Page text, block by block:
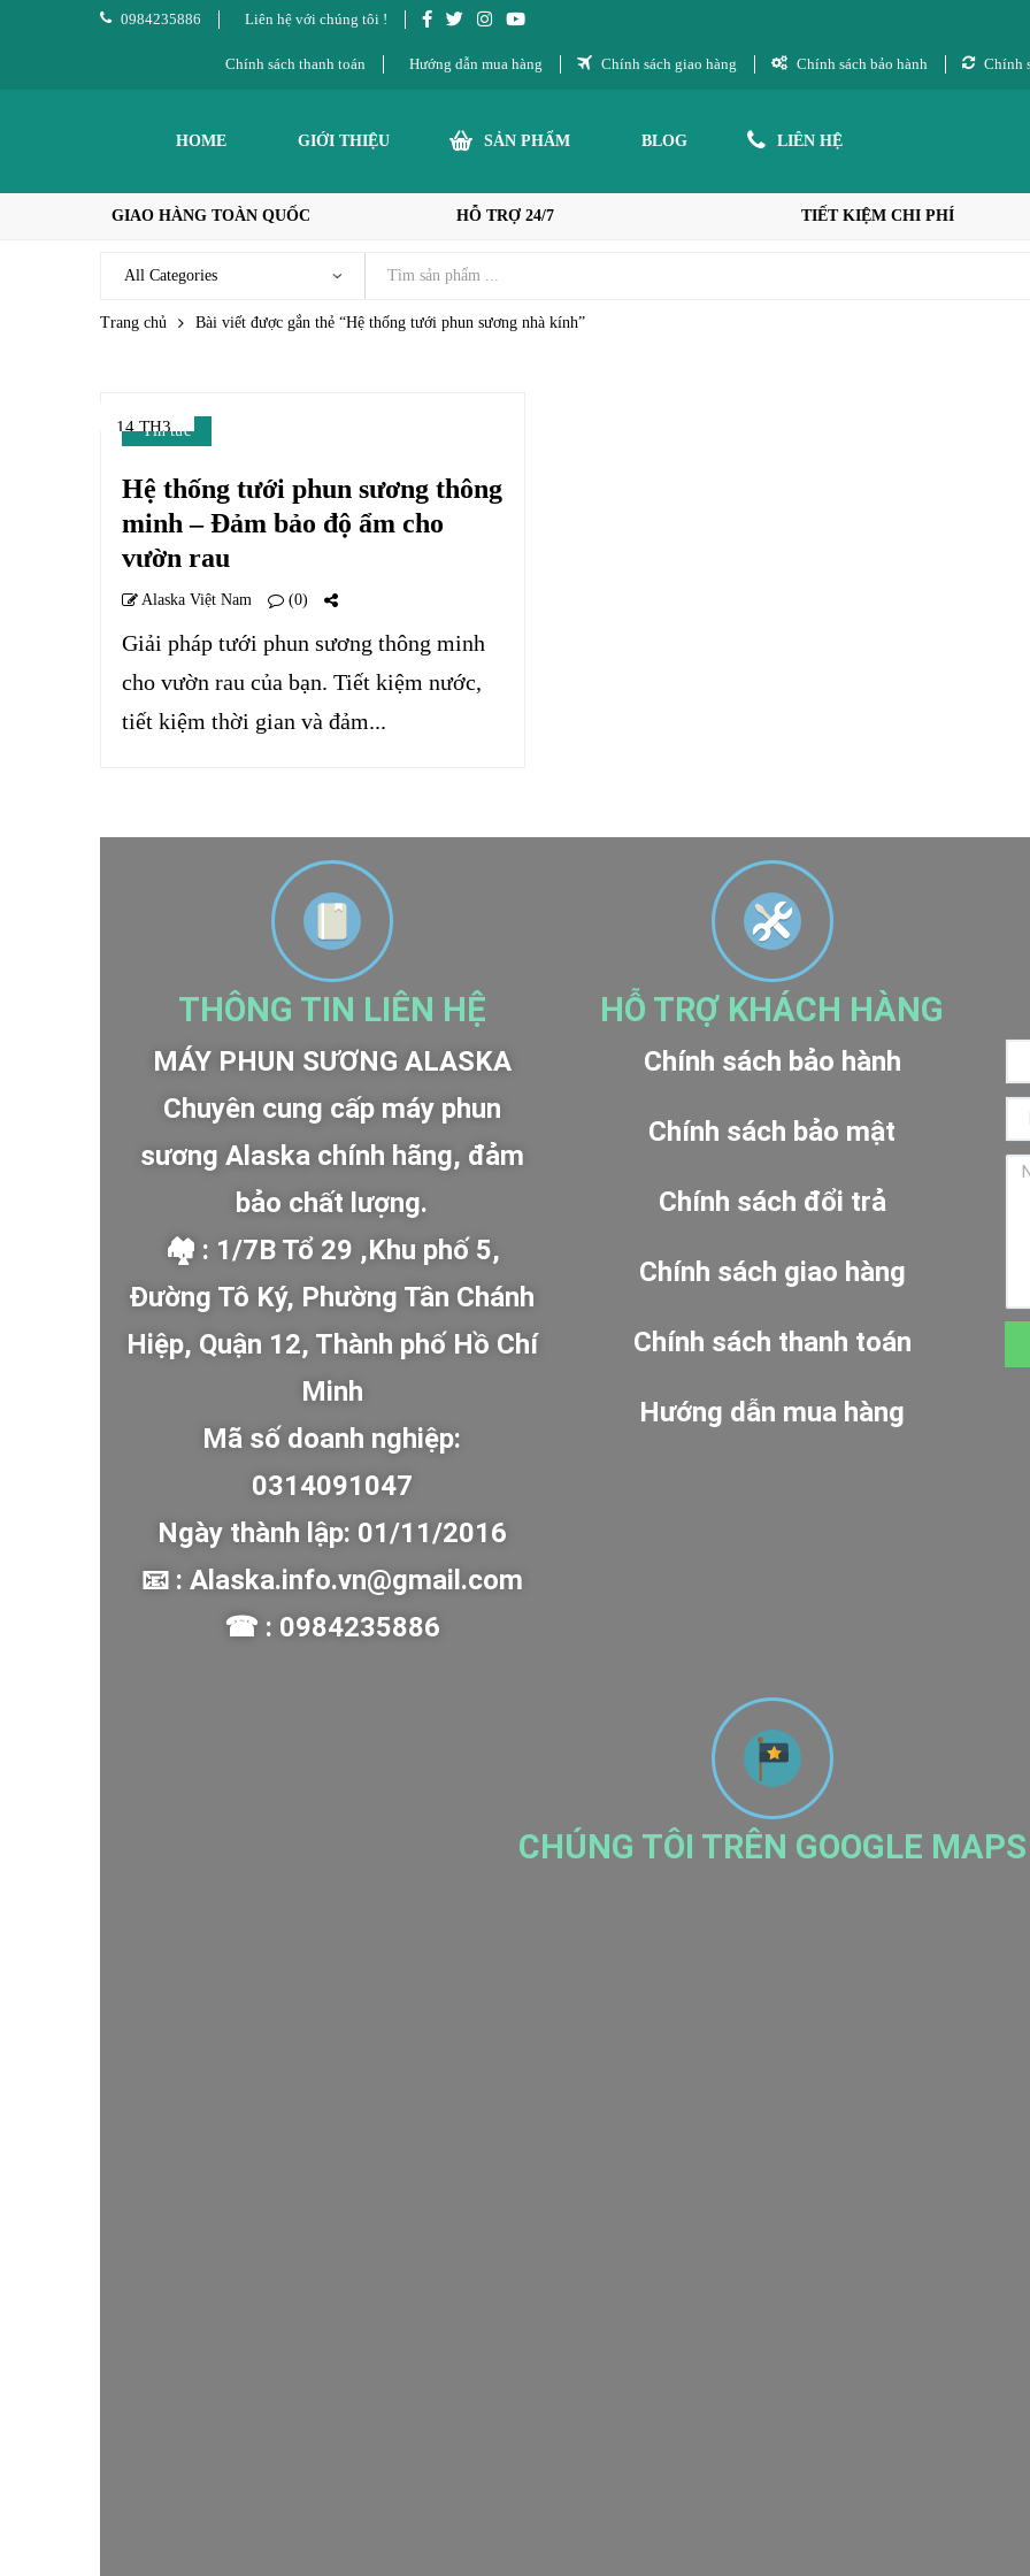
0984235886 Liên hệ với chúng tôi !
Chính sách thanh toán Hướng dẫn mua hàng Chính sách giao hàng Chính sách bảo hành Chính
HOME GIỚI THIỆU SẢN PHẨM BLOG LIÊN HỆ
GIAO HÀNG TOÀN QUỐC HỖ TRỢ 24/7 TIẾT KIỆM CHI PHÍ
Trang chủ Bài viết được gắn thẻ “Hệ thống tưới phun sương nhà kính”
14 TH3
Tin tức
Hệ thống tưới phun sương thông
minh – Đảm bảo độ ẩm cho
vườn rau
Alaska Việt Nam (0)
Giải pháp tưới phun sương thông minh
cho vườn rau của bạn. Tiết kiệm nước,
tiết kiệm thời gian và đảm...
THÔNG TIN LIÊN HỆ
MÁY PHUN SƯƠNG ALASKA
Chuyên cung cấp máy phun
sương Alaska chính hãng, đảm
bảo chất lượng.
🏘 : 1/7B Tổ 29 ,Khu phố 5,
Đường Tô Ký, Phường Tân Chánh
Hiệp, Quận 12, Thành phố Hồ Chí
Minh
Mã số doanh nghiệp:
0314091047
Ngày thành lập: 01/11/2016
📧 : Alaska.info.vn@gmail.com
☎ : 0984235886
HỖ TRỢ KHÁCH HÀNG
Chính sách bảo hành
Chính sách bảo mật
Chính sách đổi trả
Chính sách giao hàng
Chính sách thanh toán
Hướng dẫn mua hàng
CHÚNG TÔI TRÊN GOOGLE MAPS